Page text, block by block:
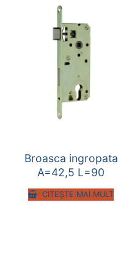
Broasca ingropata
A=42,5 L=90
CITEȘTE MAI MULT